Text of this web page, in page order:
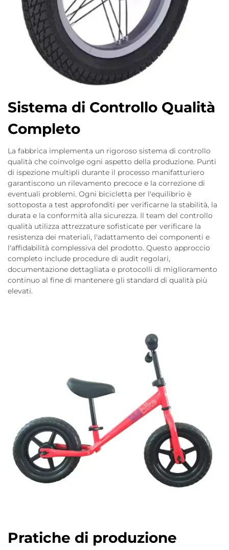
Sistema di Controllo Qualità
Completo
La fabbrica implementa un rigoroso sistema di controllo
qualità che coinvolge ogni aspetto della produzione. Punti
di ispezione multipli durante il processo manifatturiero
garantiscono un rilevamento precoce e la correzione di
eventuali problemi. Ogni bicicletta per l'equilibrio è
sottoposta a test approfonditi per verificarne la stabilità, la
durata e la conformità alla sicurezza. Il team del controllo
qualità utilizza attrezzature sofisticate per verificare la
resistenza dei materiali, l'adattamento dei componenti e
l'affidabilità complessiva del prodotto. Questo approccio
completo include procedure di audit regolari,
documentazione dettagliata e protocolli di miglioramento
continuo al fine di mantenere gli standard di qualità più
elevati.
Pratiche di produzione